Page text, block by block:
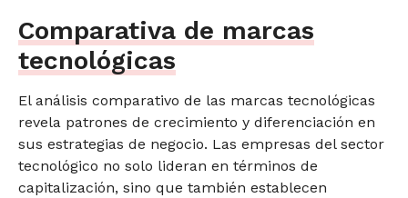
Comparativa de marcas
tecnológicas
El análisis comparativo de las marcas tecnológicas
revela patrones de crecimiento y diferenciación en
sus estrategias de negocio. Las empresas del sector
tecnológico no solo lideran en términos de
capitalización, sino que también establecen